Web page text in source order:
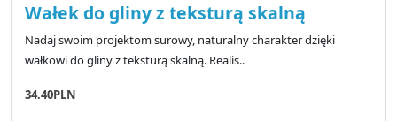
Wałek do gliny z teksturą skalną
Nadaj swoim projektom surowy, naturalny charakter dzięki
wałkowi do gliny z teksturą skalną. Realis..
34.40PLN